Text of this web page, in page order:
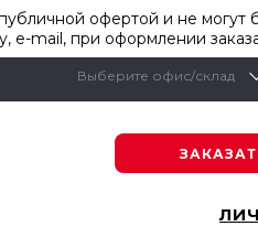
офертой и не могут
e-mail, при оформлении
Выберите офис/склад